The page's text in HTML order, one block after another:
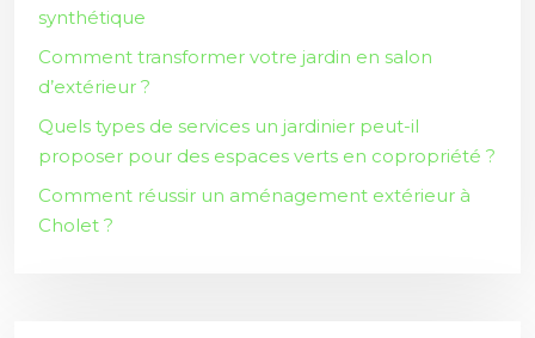
synthétique
Comment transformer votre jardin en salon
d’extérieur ?
Quels types de services un jardinier peut-il
proposer pour des espaces verts en copropriété ?
Comment réussir un aménagement extérieur à
Cholet ?